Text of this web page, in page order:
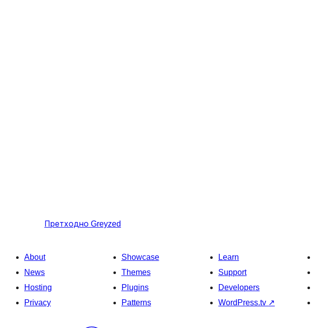
Претходно Greyzed
About
News
Hosting
Privacy
Showcase
Themes
Plugins
Patterns
Learn
Support
Developers
WordPress.tv ↗